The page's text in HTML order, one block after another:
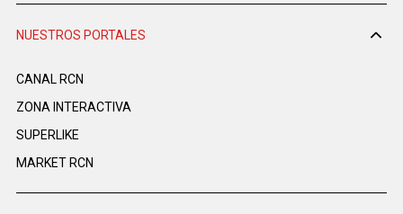
NUESTROS PORTALES
CANAL RCN
ZONA INTERACTIVA
SUPERLIKE
MARKET RCN